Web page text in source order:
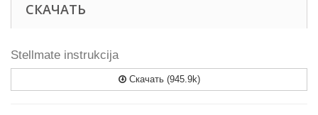
СКАЧАТЬ
Stellmate instrukcija
Скачать (945.9k)